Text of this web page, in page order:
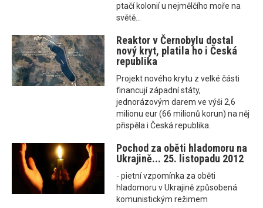
ptačí kolonií u nejmělčího moře na
světě...
Reaktor v Černobylu dostal
nový kryt, platila ho i Česká
republika
Projekt nového krytu z velké části
financují západní státy,
jednorázovým darem ve výši 2,6
milionu eur (66 milionů korun) na něj
přispěla i Česká republika.
Pochod za oběti hladomoru na
Ukrajině... 25. listopadu 2012
- pietní vzpomínka za oběti
hladomoru v Ukrajině způsobená
komunistickým režimem